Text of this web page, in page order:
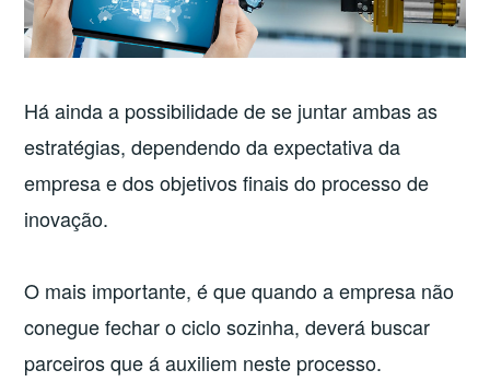
Há ainda a possibilidade de se juntar ambas as
estratégias, dependendo da expectativa da
empresa e dos objetivos finais do processo de
inovação.
O mais importante, é que quando a empresa não
conegue fechar o ciclo sozinha, deverá buscar
parceiros que á auxiliem neste processo.